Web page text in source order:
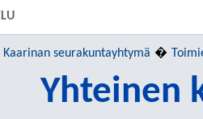
Kaarinan seurakuntayhtymä
Yhteinen